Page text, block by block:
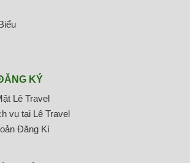
KÝ
Lê Travel
vụ tại Lê Travel
Đăng Kí